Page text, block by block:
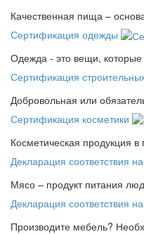
Качественная пища –
Сертификация одежды
Одежда - это вещи, которые
Сертификация
Добровольная или
Сертификация косметики
Косметическая продукция
Декларация соответствия
Мясо – продукт питания
Декларация соответствия
Производите мебель?